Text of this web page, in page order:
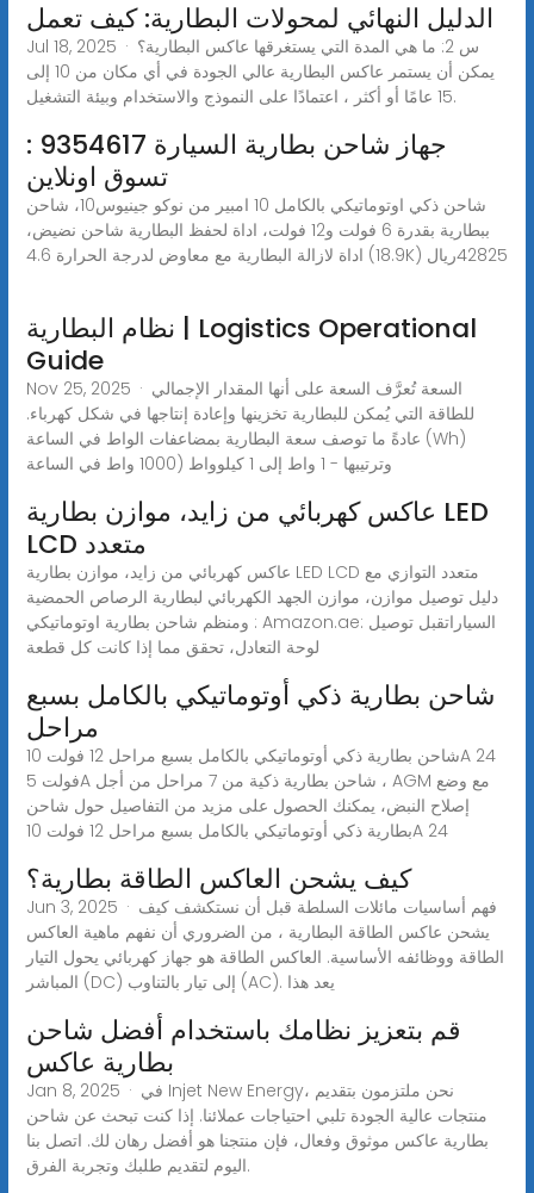
الدليل النهائي لمحولات البطارية: كيف تعمل
Jul 18, 2025 · س 2: ما هي المدة التي يستغرقها عاكس البطارية؟
يمكن أن يستمر عاكس البطارية عالي الجودة في أي مكان من 10 إلى
15 عامًا أو أكثر ، اعتمادًا على النموذج والاستخدام وبيئة التشغيل.
جهاز شاحن بطارية السيارة 9354617 :
تسوق اونلاين
شاحن ذكي اوتوماتيكي بالكامل 10 امبير من نوكو جينيوس10، شاحن
ببطارية بقدرة 6 فولت و12 فولت، اداة لحفظ البطارية شاحن نضيض،
اداة لازالة البطارية مع معاوض لدرجة الحرارة 4.6 (18.9K) ريال‎428‎25
نظام البطارية | Logistics Operational
Guide
Nov 25, 2025 · السعة تُعرَّف السعة على أنها المقدار الإجمالي
للطاقة التي يُمكن للبطارية تخزينها وإعادة إنتاجها في شكل كهرباء.
عادةً ما توصف سعة البطارية بمضاعفات الواط في الساعة (Wh)
وترتيبها - 1 واط إلى 1 كيلوواط (1000 واط في الساعة
عاكس كهربائي من زايد، موازن بطارية LED
LCD متعدد
عاكس كهربائي من زايد، موازن بطارية LED LCD متعدد التوازي مع
دليل توصيل موازن، موازن الجهد الكهربائي لبطارية الرصاص الحمضية
ومنظم شاحن بطارية اوتوماتيكي : Amazon.ae: السياراتقبل توصيل
لوحة التعادل، تحقق مما إذا كانت كل قطعة
شاحن بطارية ذكي أوتوماتيكي بالكامل بسبع
مراحل
شاحن بطارية ذكي أوتوماتيكي بالكامل بسبع مراحل 12 فولت 10A 24
فولت 5A شاحن بطارية ذكية من 7 مراحل من أجل ، AGM مع وضع
إصلاح النبض، يمكنك الحصول على مزيد من التفاصيل حول شاحن
بطارية ذكي أوتوماتيكي بالكامل بسبع مراحل 12 فولت 10A 24
كيف يشحن العاكس الطاقة بطارية؟
Jun 3, 2025 · فهم أساسيات مائلات السلطة قبل أن نستكشف كيف
يشحن عاكس الطاقة البطارية ، من الضروري أن نفهم ماهية العاكس
الطاقة ووظائفه الأساسية. العاكس الطاقة هو جهاز كهربائي يحول التيار
المباشر (DC) إلى تيار بالتناوب (AC). يعد هذا
قم بتعزيز نظامك باستخدام أفضل شاحن
بطارية عاكس
Jan 8, 2025 · في Injet New Energy، نحن ملتزمون بتقديم
منتجات عالية الجودة تلبي احتياجات عملائنا. إذا كنت تبحث عن شاحن
بطارية عاكس موثوق وفعال، فإن منتجنا هو أفضل رهان لك. اتصل بنا
اليوم لتقديم طلبك وتجربة الفرق.